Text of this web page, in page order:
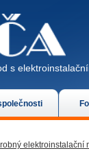
s
elektroinstalační